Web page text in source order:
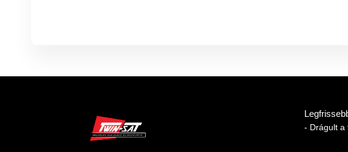
- Drágult a